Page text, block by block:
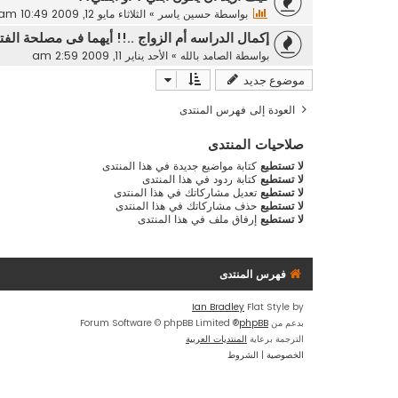
بواسطة حسين ياسر » الثلاثاء مايو 12, 2009 10:49 am
إكمال الدراسه أم الزواج ..!! أيهما فى مصلحة
بواسطة الصامد بالله » الأحد يناير 11, 2009 2:59 am
موضوع جديد
العودة إلى فهرس المنتدى
صلاحيات المنتدى
لا تستطيع كتابة مواضيع جديدة في هذا المنتدى
لا تستطيع كتابة ردود في هذا المنتدى
لا تستطيع تعديل مشاركاتك في هذا المنتدى
لا تستطيع حذف مشاركاتك في هذا المنتدى
لا تستطيع إرفاق ملف في هذا المنتدى
فهرس المنتدى
Flat Style by
Ian Bradley
بدعم من phpBB
® Forum Software © phpBB Limited
الترجمة برعاية المنتديات العربية
الخصوصية | الشروط